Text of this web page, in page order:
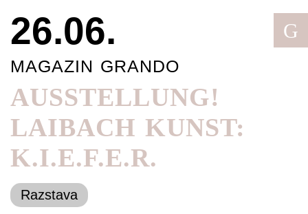
26.06. G
MAGAZIN GRANDO
AUSSTELLUNG!
LAIBACH KUNST:
K.I.E.F.E.R.
Razstava